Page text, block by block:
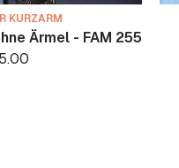
KURZARM
Ärmel - FAM 255